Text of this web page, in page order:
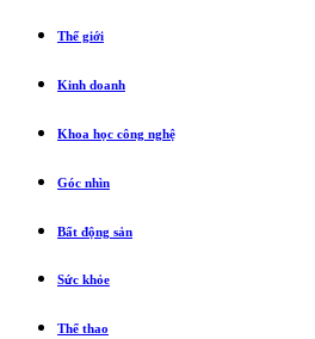
Thế giới
Kinh doanh
Khoa học công nghệ
Góc nhìn
Bất động sản
Sức khỏe
Thể thao